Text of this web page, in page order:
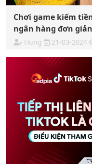
Chơi game kiếm
ngân hàng đơn giản
Hung 21-03-2024